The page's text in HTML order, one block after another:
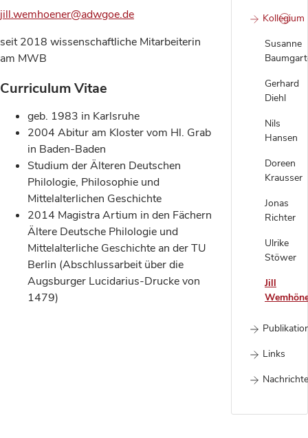
Kollegium
Susanne
Gerhard
Diehl
Nils
Hansen
Doreen
Krausser
Jonas
Richter
Ulrike
Stöwer
Jill
Links
jill.wemhoener@adwgoe.de
seit 2018 wissenschaftliche Mitarbeiterin
am MWB
Curriculum Vitae
geb. 1983 in Karlsruhe
2004 Abitur am Kloster vom Hl. Grab
in Baden-Baden
Studium der Älteren Deutschen
Philologie, Philosophie und
Mittelalterlichen Geschichte
2014 Magistra Artium in den Fächern
Ältere Deutsche Philologie und
Mittelalterliche Geschichte an der TU
Berlin (Abschlussarbeit über die
Augsburger Lucidarius-Drucke von
1479)